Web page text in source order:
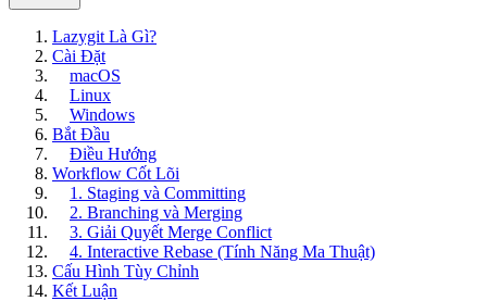
Lazygit Là Gì?
Cài Đặt
macOS
Linux
Windows
Bắt Đầu
Điều Hướng
Workflow Cốt Lõi
1. Staging và Committing
2. Branching và Merging
3. Giải Quyết Merge Conflict
4. Interactive Rebase (Tính Năng Ma Thuật)
Cấu Hình Tùy Chỉnh
Kết Luận